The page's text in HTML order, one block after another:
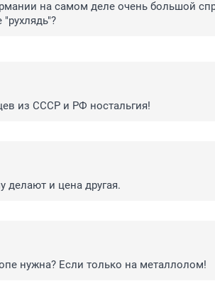
на самом деле очень большой
из СССР и РФ ностальгия!
делают и цена другая.
нужна? Если только на металлолом!